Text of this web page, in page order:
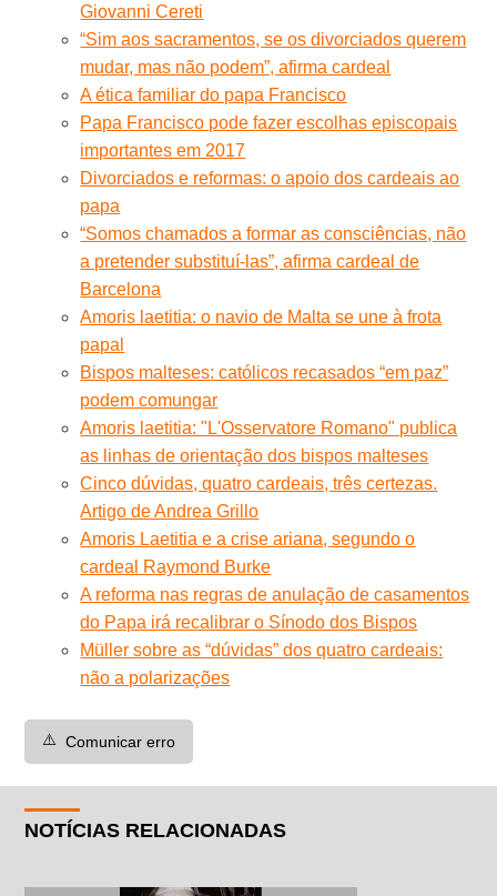
Giovanni Cereti
“Sim aos sacramentos, se os divorciados querem
mudar, mas não podem”, afirma cardeal
A ética familiar do papa Francisco
Papa Francisco pode fazer escolhas episcopais
importantes em 2017
Divorciados e reformas: o apoio dos cardeais ao
papa
“Somos chamados a formar as consciências, não
a pretender substituí-las”, afirma cardeal de
Barcelona
Amoris laetitia: o navio de Malta se une à frota
papal
Bispos malteses: católicos recasados “em paz”
podem comungar
Amoris laetitia: "L'Osservatore Romano" publica
as linhas de orientação dos bispos malteses
Cinco dúvidas, quatro cardeais, três certezas.
Artigo de Andrea Grillo
Amoris Laetitia e a crise ariana, segundo o
cardeal Raymond Burke
A reforma nas regras de anulação de casamentos
do Papa irá recalibrar o Sínodo dos Bispos
Müller sobre as “dúvidas” dos quatro cardeais:
não a polarizações
⚠️ Comunicar erro
NOTÍCIAS RELACIONADAS